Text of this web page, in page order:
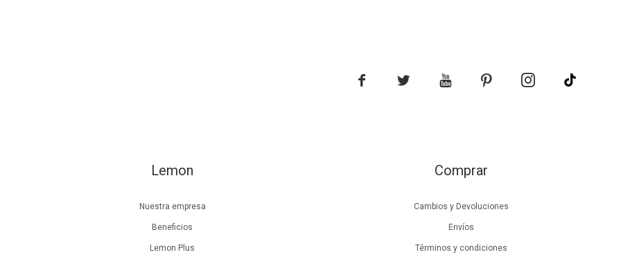
Lemon
Nuestra empresa
Beneficios
Lemon Plus
Comprar
Cambios y Devoluciones
Envíos
Términos y condiciones
    